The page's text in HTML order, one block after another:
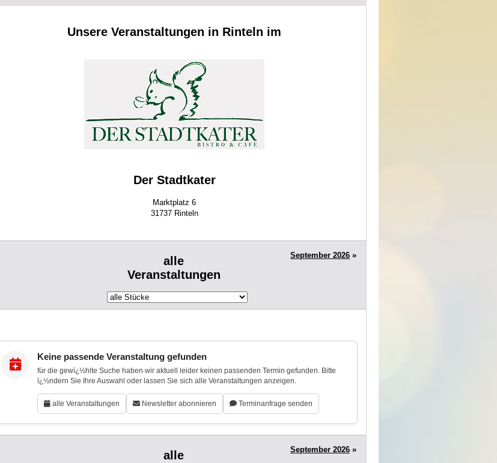
Unsere Veranstaltungen in Rinteln im
Der Stadtkater
Marktplatz 6
31737 Rinteln
alle
Veranstaltungen
September 2026 »
Keine passende Veranstaltung gefunden
für die gewï¿½hlte Suche haben wir aktuell leider keinen passenden Termin gefunden. Bitte
ï¿½ndern Sie Ihre Auswahl oder lassen Sie sich alle Veranstaltungen anzeigen.
alle Veranstaltungen Newsletter abonnieren Terminanfrage senden
alle
September 2026 »